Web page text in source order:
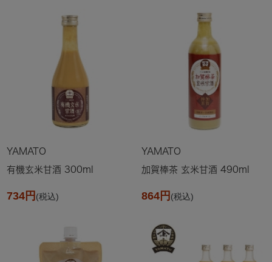
YAMATO
有機玄米甘酒 300ml
734円 (税込)
YAMATO
加賀棒茶 玄米甘酒 490ml
864円 (税込)